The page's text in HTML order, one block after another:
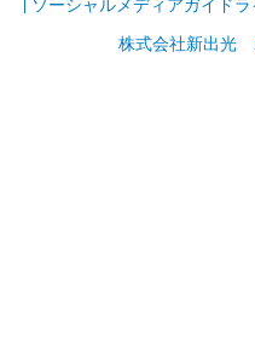
ソーシャルメディアガイドラ
株式会社新出光